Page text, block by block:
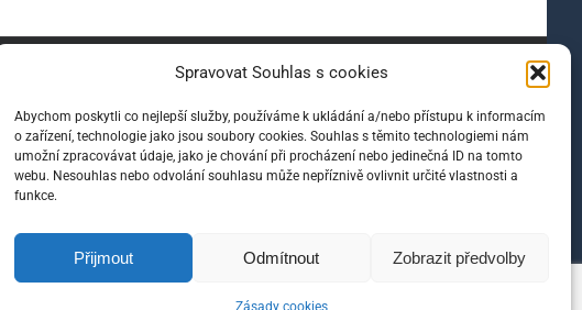
Spravovat Souhlas s cookies
Abychom poskytli co nejlepší služby, používáme k ukládání a/nebo přístupu k informacím
o zařízení, technologie jako jsou soubory cookies. Souhlas s těmito technologiemi nám
umožní zpracovávat údaje, jako je chování při procházení nebo jedinečná ID na tomto
webu. Nesouhlas nebo odvolání souhlasu může nepříznivě ovlivnit určité vlastnosti a
funkce.
Přijmout Odmítnout Zobrazit předvolby
Zásady cookies